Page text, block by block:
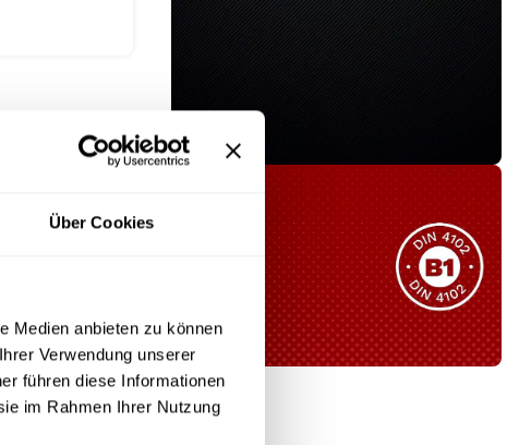
Über Cookies
Medien anbieten zu können
Verwendung unserer
führen diese Informationen
im Rahmen Ihrer Nutzung
2 mit Bremsen,
Sie haben nicht das passende
Produkt gefunden?
Wir helfen Ihnen gerne weiter!
B1 Zertifiziert